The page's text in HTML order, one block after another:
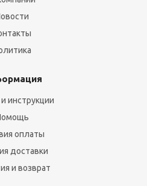
инструкции
оплаты
доставки
и возврат